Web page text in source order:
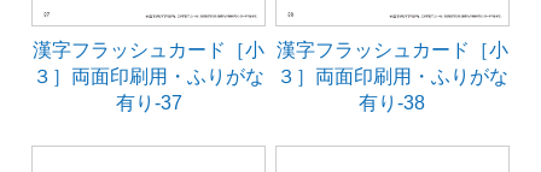
漢字フラッシュカード［小
３］両面印刷用・ふりがな
有り-37
漢字フラッシュカード［小
３］両面印刷用・ふりがな
有り-38